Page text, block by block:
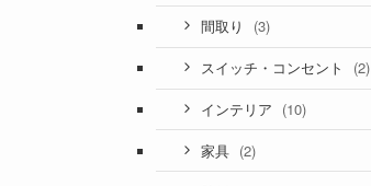
間取り (3)
スイッチ・コンセント (2)
インテリア (10)
家具 (2)